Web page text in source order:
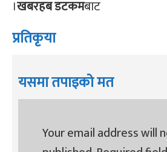
।खबरहब डटकमबाट
प्रतिकृया
यसमा तपाइको मत
Your email address will